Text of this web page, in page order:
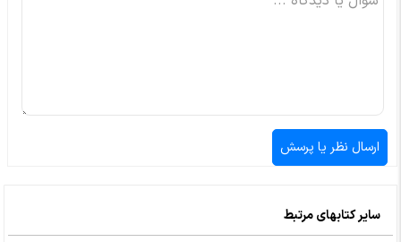
سایر کتابهای مرتبط